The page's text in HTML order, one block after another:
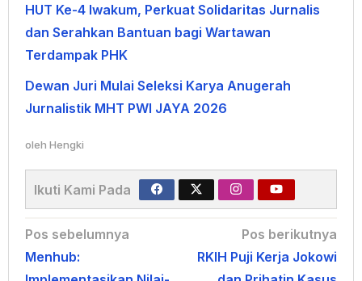
HUT Ke-4 Iwakum, Perkuat Solidaritas Jurnalis
dan Serahkan Bantuan bagi Wartawan
Terdampak PHK
Dewan Juri Mulai Seleksi Karya Anugerah
Jurnalistik MHT PWI JAYA 2026
oleh Hengki
Ikuti Kami Pada
Navigasi
pos
Pos sebelumnya
Menhub:
Pos berikutnya
RKIH Puji Kerja Jokowi